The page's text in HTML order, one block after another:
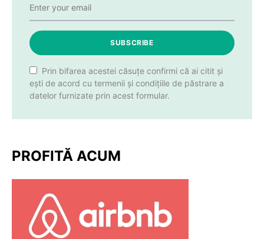
SUBSCRIBE
Prin bifarea acestei căsuțe confirmi că ai citit și
ești de acord cu termenii și condițiile de păstrare a
datelor furnizate prin acest formular.
PROFITĂ ACUM